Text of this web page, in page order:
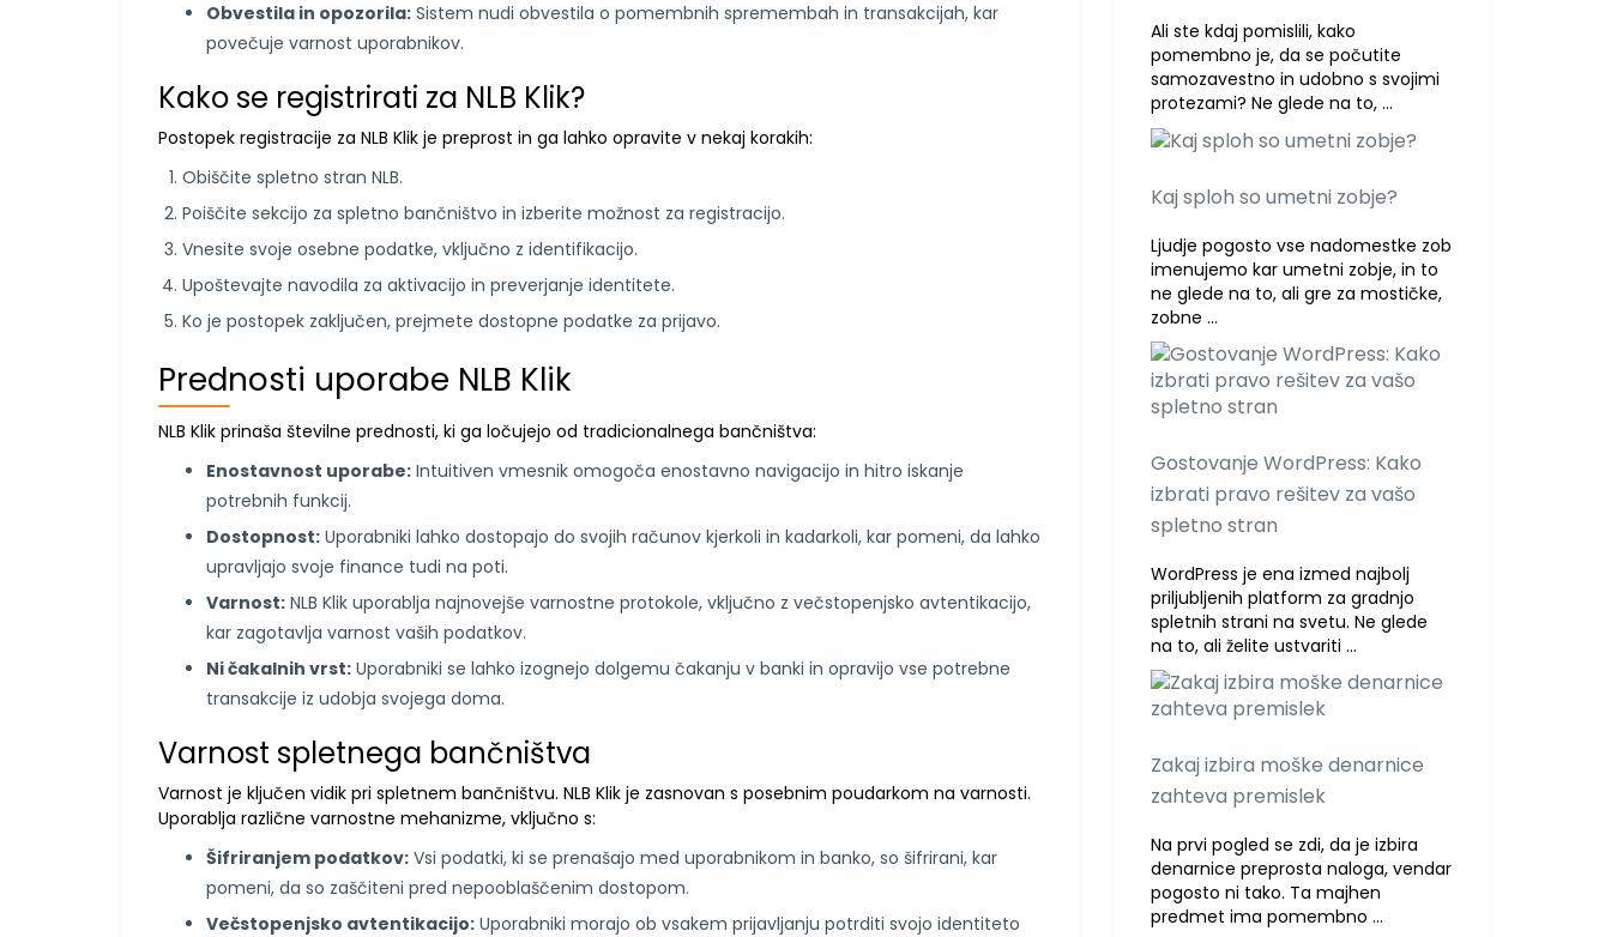
Obvestila in opozorila: Sistem nudi obvestila o pomembnih spremembah in transakcijah, kar
povečuje varnost uporabnikov.
Kako se registrirati za NLB Klik?
Postopek registracije za NLB Klik je preprost in ga lahko opravite v nekaj korakih:
Obiščite spletno stran NLB.
Poiščite sekcijo za spletno bančništvo in izberite možnost za registracijo.
Vnesite svoje osebne podatke, vključno z identifikacijo.
Upoštevajte navodila za aktivacijo in preverjanje identitete.
Ko je postopek zaključen, prejmete dostopne podatke za prijavo.
Prednosti uporabe NLB Klik
NLB Klik prinaša številne prednosti, ki ga ločujejo od tradicionalnega bančništva:
Enostavnost uporabe: Intuitiven vmesnik omogoča enostavno navigacijo in hitro iskanje
potrebnih funkcij.
Dostopnost: Uporabniki lahko dostopajo do svojih računov kjerkoli in kadarkoli, kar pomeni, da lahko
upravljajo svoje finance tudi na poti.
Varnost: NLB Klik uporablja najnovejše varnostne protokole, vključno z večstopenjsko avtentikacijo,
kar zagotavlja varnost vaših podatkov.
Ni čakalnih vrst: Uporabniki se lahko izognejo dolgemu čakanju v banki in opravijo vse potrebne
transakcije iz udobja svojega doma.
Varnost spletnega bančništva
Varnost je ključen vidik pri spletnem bančništvu. NLB Klik je zasnovan s posebnim poudarkom na varnosti.
Uporablja različne varnostne mehanizme, vključno s:
Šifriranjem podatkov: Vsi podatki, ki se prenašajo med uporabnikom in banko, so šifrirani, kar
pomeni, da so zaščiteni pred nepooblaščenim dostopom.
Večstopenjsko avtentikacijo: Uporabniki morajo ob vsakem prijavljanju potrditi svojo identiteto
Ali ste kdaj pomislili, kako
pomembno je, da se počutite
samozavestno in udobno s svojimi
protezami? Ne glede na to, …
Kaj sploh so umetni zobje?
Ljudje pogosto vse nadomestke zob
imenujemo kar umetni zobje, in to
ne glede na to, ali gre za mostičke,
zobne …
Gostovanje WordPress: Kako
izbrati pravo rešitev za vašo
spletno stran
WordPress je ena izmed najbolj
priljubljenih platform za gradnjo
spletnih strani na svetu. Ne glede
na to, ali želite ustvariti …
Zakaj izbira moške denarnice
zahteva premislek
Na prvi pogled se zdi, da je izbira
denarnice preprosta naloga, vendar
pogosto ni tako. Ta majhen
predmet ima pomembno …